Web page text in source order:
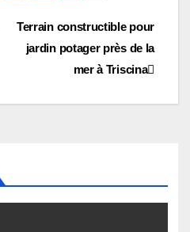
Terrain constructible pour
jardin potager près de la
mer à Triscina